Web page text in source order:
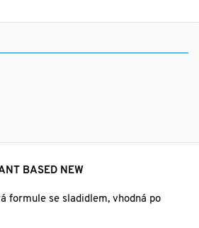
BASED NEW
formule se sladidlem, vhodná po